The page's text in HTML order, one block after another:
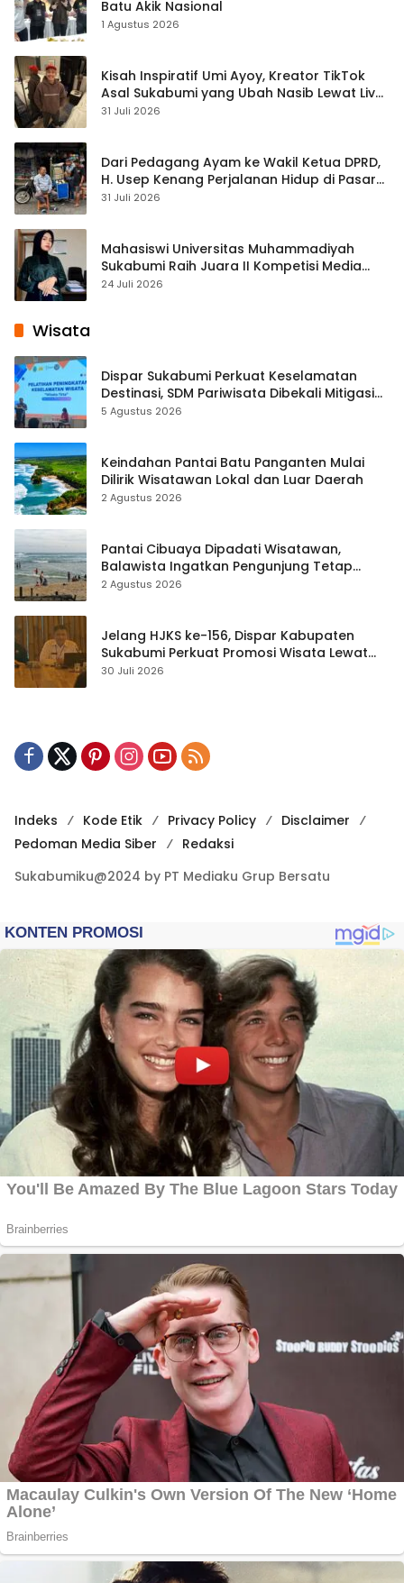
Batu Akik Nasional
1 Agustus 2026
Kisah Inspiratif Umi Ayoy, Kreator TikTok
Asal Sukabumi yang Ubah Nasib Lewat Live
Streaming
31 Juli 2026
Dari Pedagang Ayam ke Wakil Ketua DPRD,
H. Usep Kenang Perjalanan Hidup di Pasar
Cisaat
31 Juli 2026
Mahasiswi Universitas Muhammadiyah
Sukabumi Raih Juara II Kompetisi Media
Pembelajaran Digital Tingkat Internasional
24 Juli 2026
Wisata
Dispar Sukabumi Perkuat Keselamatan
Destinasi, SDM Pariwisata Dibekali Mitigasi
hingga Teknik Evakuasi
5 Agustus 2026
Keindahan Pantai Batu Panganten Mulai
Dilirik Wisatawan Lokal dan Luar Daerah
2 Agustus 2026
Pantai Cibuaya Dipadati Wisatawan,
Balawista Ingatkan Pengunjung Tetap
Waspada
2 Agustus 2026
Jelang HJKS ke-156, Dispar Kabupaten
Sukabumi Perkuat Promosi Wisata Lewat
Publikasi Digital
30 Juli 2026
Indeks Kode Etik Privacy Policy
Disclaimer
Pedoman Media Siber
Redaksi
Sukabumiku@2024 by PT Mediaku Grup Bersatu